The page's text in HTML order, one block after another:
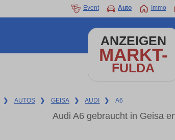
Event Auto Immo
ANZEIGEN
MARKT-
FULDA
❯ AUTOS ❯ GEISA ❯ AUDI ❯ A6
Audi A6 gebraucht in Geisa